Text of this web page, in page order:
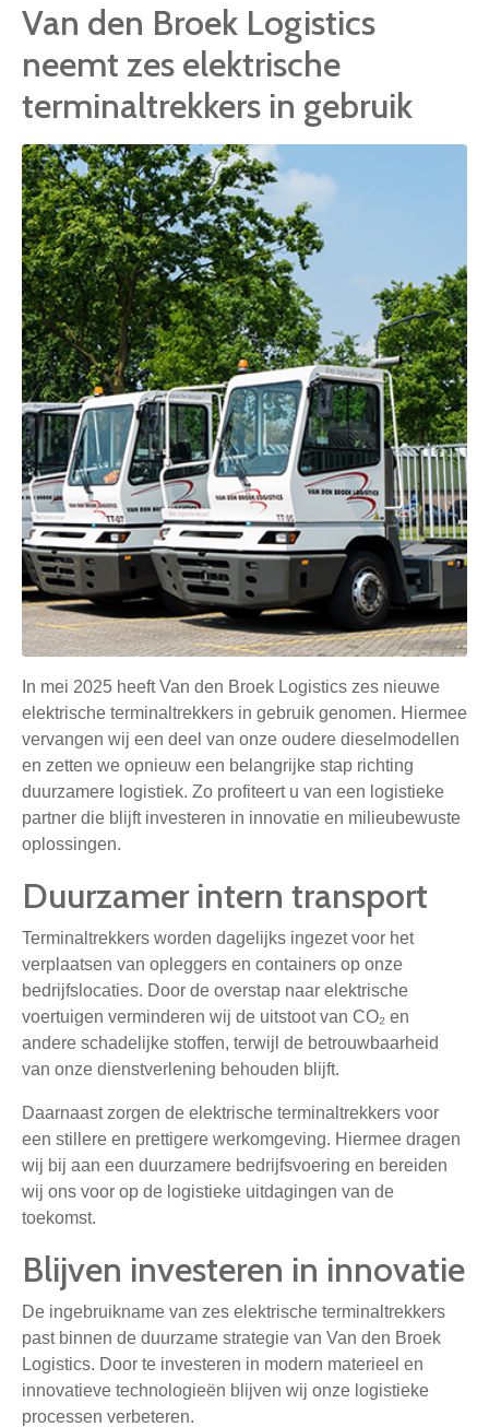
Van den Broek Logistics
neemt zes elektrische
terminaltrekkers in gebruik
In mei 2025 heeft Van den Broek Logistics zes nieuwe
elektrische terminaltrekkers in gebruik genomen. Hiermee
vervangen wij een deel van onze oudere dieselmodellen
en zetten we opnieuw een belangrijke stap richting
duurzamere logistiek. Zo profiteert u van een logistieke
partner die blijft investeren in innovatie en milieubewuste
oplossingen.
Duurzamer intern transport
Terminaltrekkers worden dagelijks ingezet voor het
verplaatsen van opleggers en containers op onze
bedrijfslocaties. Door de overstap naar elektrische
voertuigen verminderen wij de uitstoot van CO₂ en
andere schadelijke stoffen, terwijl de betrouwbaarheid
van onze dienstverlening behouden blijft.
Daarnaast zorgen de elektrische terminaltrekkers voor
een stillere en prettigere werkomgeving. Hiermee dragen
wij bij aan een duurzamere bedrijfsvoering en bereiden
wij ons voor op de logistieke uitdagingen van de
toekomst.
Blijven investeren in innovatie
De ingebruikname van zes elektrische terminaltrekkers
past binnen de duurzame strategie van Van den Broek
Logistics. Door te investeren in modern materieel en
innovatieve technologieën blijven wij onze logistieke
processen verbeteren.